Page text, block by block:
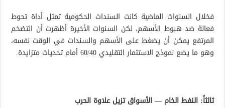
فخلال السنوات الماضية كانت السندات الحكومية تمثل أداة تحوط
فعالة ضد هبوط الأسهم، لكن السنوات الأخيرة أظهرت أن التضخم
المرتفع يمكن أن يضغط على الأسهم والسندات في الوقت نفسه،
وهو ما يضع نموذج الاستثمار التقليدي 60/40 أمام تحديات متزايدة.
ثالثاً: النفط الخام — الأسواق تزيل علاوة الحرب